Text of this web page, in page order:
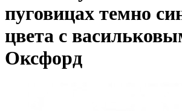
пуговицах темно
цвета с
Оксфорд